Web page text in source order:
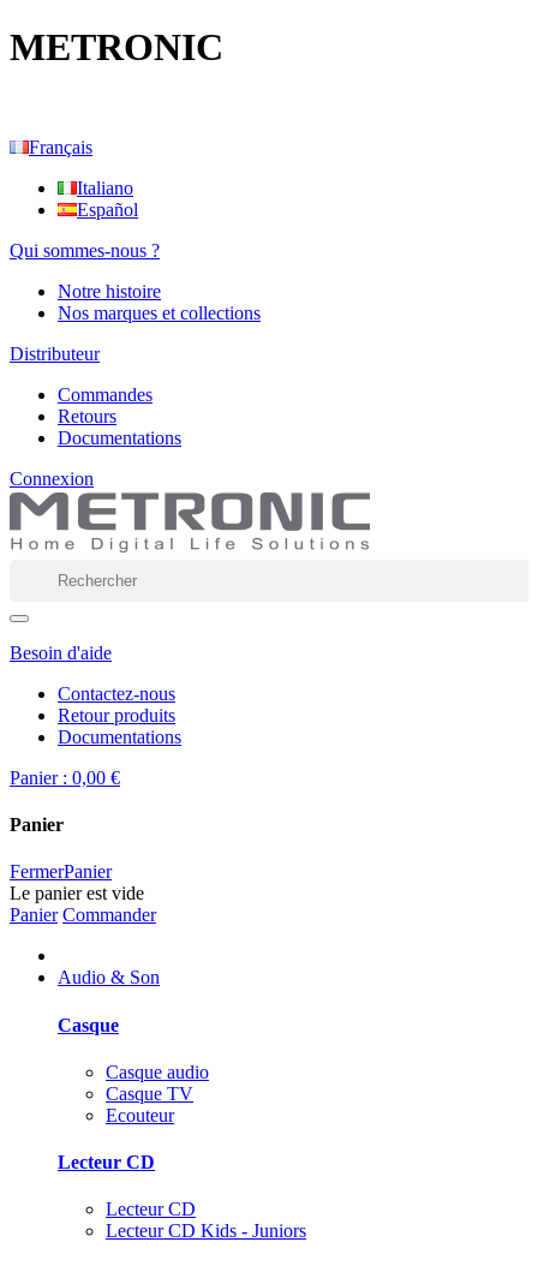
METRONIC
Français
Italiano
Español
Qui sommes-nous ?
Notre histoire
Nos marques et collections
Distributeur
Commandes
Retours
Documentations
Connexion
Besoin d'aide
Contactez-nous
Retour produits
Documentations
Panier : 0,00 €
Panier
FermerPanier
Le panier est vide
Panier Commander
Audio & Son
Casque
Casque audio
Casque TV
Ecouteur
Lecteur CD
Lecteur CD
Lecteur CD Kids - Juniors